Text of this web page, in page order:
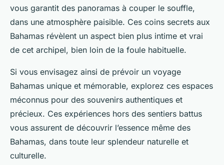
vous garantit des panoramas à couper le souffle,
dans une atmosphère paisible. Ces coins secrets aux
Bahamas révèlent un aspect bien plus intime et vrai
de cet archipel, bien loin de la foule habituelle.
Si vous envisagez ainsi de prévoir un voyage
Bahamas unique et mémorable, explorez ces espaces
méconnus pour des souvenirs authentiques et
précieux. Ces expériences hors des sentiers battus
vous assurent de découvrir l’essence même des
Bahamas, dans toute leur splendeur naturelle et
culturelle.